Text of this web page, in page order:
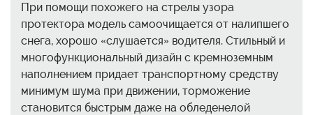
При помощи похожего на стрелы узора
протектора модель самоочищается от налипшего
снега, хорошо «слушается» водителя. Стильный и
многофункциональный дизайн с кремноземным
наполнением придает транспортному средству
минимум шума при движении, торможение
становится быстрым даже на обледенелой